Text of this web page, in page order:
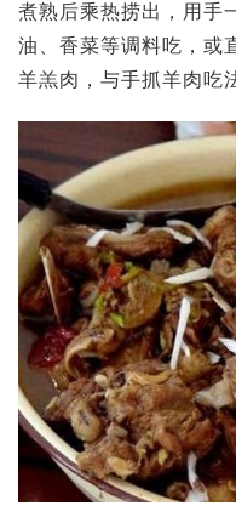
煮熟后乘热捞出，用手
油、香菜等调料吃，或
羊羔肉，与手抓羊肉吃